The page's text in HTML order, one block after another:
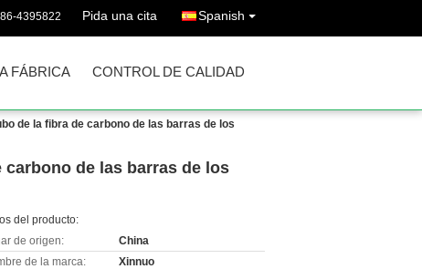
4395822 Pida una cita Spanish
FÁBRICA CONTROL DE CALIDAD
de la fibra de carbono de las barras de los
de las barras de los
del producto:
de origen:
China
de la marca:
Xinnuo